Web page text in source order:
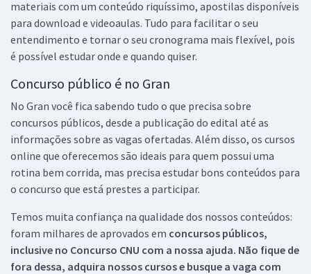
materiais com um conteúdo riquíssimo, apostilas disponíveis
para download e videoaulas. Tudo para facilitar o seu
entendimento e tornar o seu cronograma mais flexível, pois
é possível estudar onde e quando quiser.
Concurso público é no Gran
No Gran você fica sabendo tudo o que precisa sobre
concursos públicos, desde a publicação do edital até as
informações sobre as vagas ofertadas. Além disso, os cursos
online que oferecemos são ideais para quem possui uma
rotina bem corrida, mas precisa estudar bons conteúdos para
o concurso que está prestes a participar.
Temos muita confiança na qualidade dos nossos conteúdos:
foram milhares de aprovados em concursos públicos,
inclusive no Concurso CNU com a nossa ajuda. Não fique de
fora dessa, adquira nossos cursos e busque a vaga com